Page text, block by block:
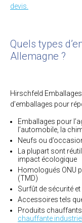
devis.
Quels types
Allemagne ?
Hirschfeld
d’emballages pour
Emballages pour
l’automobile, la
Neufs ou
La plupart sont
impact écologique
Homologués ONU
(TMD)
Surfût de sécurité
Accessoires tels
Produits
chauffante